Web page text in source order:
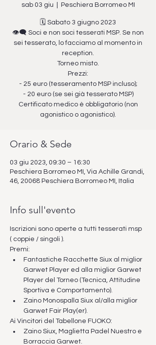
sab 03 giu Peschiera Borromeo MI
🗓️ Sabato 3 giugno 2023
👁️‍🗨️ Soci e non soci tesserati MSP. Se non
sei tesserato, lo facciamo al momento in
reception.
Torneo misto.
Prezzi:
- 25 euro (tesseramento MSP incluso);
- 20 euro (se sei già tesserato MSP)
Certificato medico è obbligatorio (non
agonistico o agonistico).
Orario & Sede
03 giu 2023, 09:30 – 16:30
Peschiera Borromeo MI, Via Achille Grandi,
46, 20068 Peschiera Borromeo MI, Italia
Info sull'evento
Iscrizioni sono aperte a tutti tesserati msp
( coppie / singoli ).
Premi:
Fantastiche Racchette Siux al miglior
Garwet Player ed alla miglior Garwet
Player del Torneo (Tecnica, Attitudine
Sportiva e Comportamento).
Zaino Monospalla Siux al/alla miglior
Garwet Fair Play(er).
Ai Vincitori del Tabellone FUOKO:
Zaino Siux, Maglietta Padel Nuestro e
Borraccia Garwet.